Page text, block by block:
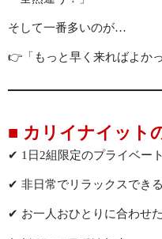
そして一番多いのが…
👉「もっと早く来ればよか
■ カリイナイット
✔ 1日2組限定のプライベー
✔ 非日常でリラックスでき
✔ お一人おひとりに合わせ